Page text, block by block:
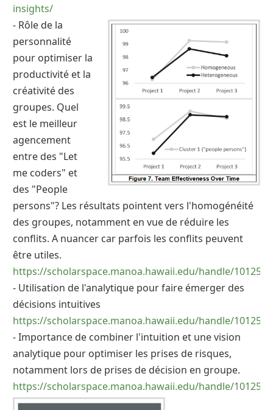
insights/
- Rôle de la
personnalité
pour optimiser la
productivité et la
créativité des
groupes. Quel
est le meilleur
agencement
entre des "Let
me coders" et
des "People
persons"? Les résultats pointent vers l'homogénéité
des groupes, notamment en vue de réduire les
conflits. A nuancer car parfois les conflits peuvent
être utiles.
https://scholarspace.manoa.hawaii.edu/handle/10125/
- Utilisation de l'analytique pour faire émerger des
décisions intuitives
https://scholarspace.manoa.hawaii.edu/handle/10125/
- Importance de combiner l'intuition et une vision
analytique pour optimiser les prises de risques,
notamment lors de prises de décision en groupe.
https://scholarspace.manoa.hawaii.edu/handle/10125/